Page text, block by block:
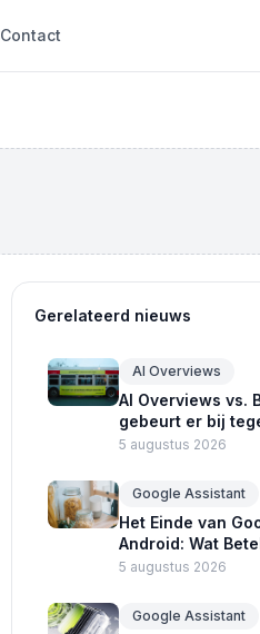
Contact
Gerelateerd nieuws
AI Overviews
AI Overviews vs.
gebeurt er bij
5 augustus 2026
Google Assistant
Het Einde van
Android: Wat
5 augustus 2026
Google Assistant